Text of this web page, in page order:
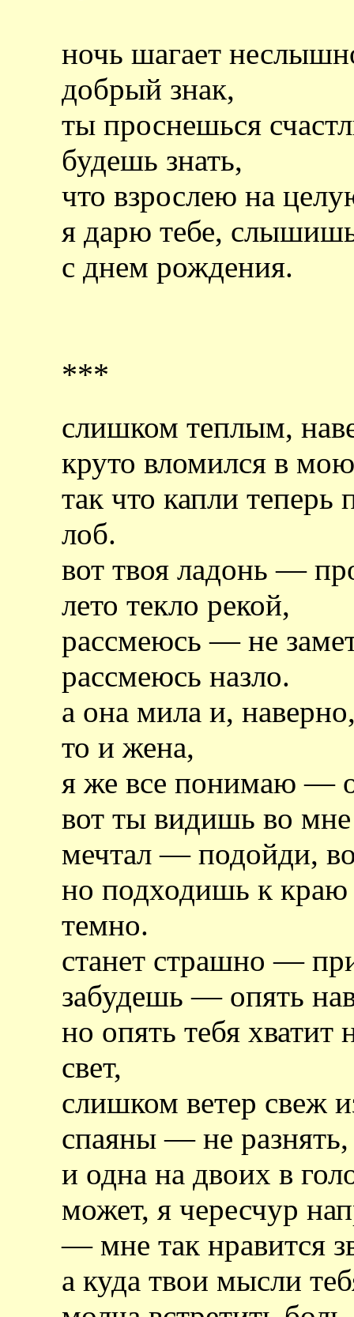
ночь шагает
добрый знак,
ты проснешься
будешь знать,
что взрослею на
я дарю тебе,
с днем рождения.
***
слишком теплым,
круто вломился в
так что капли
лоб.
вот твоя ладонь —
лето текло рекой,
рассмеюсь — не
рассмеюсь назло.
а она мила и,
то и жена,
я же все понимаю —
вот ты видишь во
мечтал — подойди,
но подходишь к
темно.
станет страшно —
забудешь — опять
но опять тебя
свет,
слишком ветер свеж
спаяны — не разнять,
и одна на двоих в
может, я чересчур
— мне так нравится
а куда твои мысли